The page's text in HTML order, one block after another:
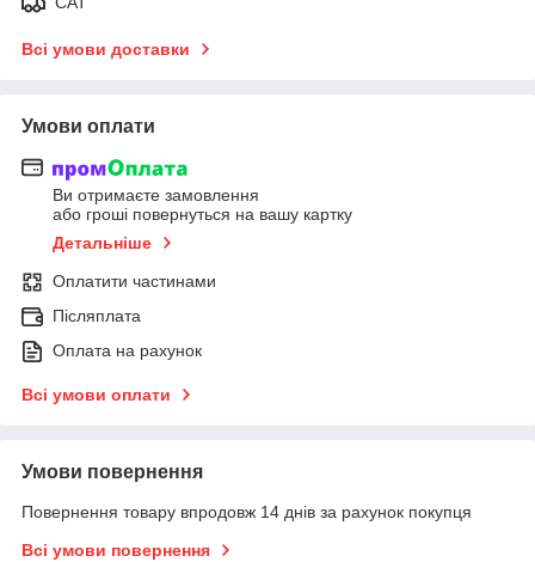
Всі умови доставки
Умови оплати
Ви отримаєте замовлення
або гроші повернуться на вашу картку
Детальніше
Оплатити частинами
Післяплата
Оплата на рахунок
Всі умови оплати
Умови повернення
Повернення товару впродовж 14 днів за рахунок покупця
Всі умови повернення